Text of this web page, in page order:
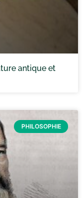
antique et
PHILOSOPHIE